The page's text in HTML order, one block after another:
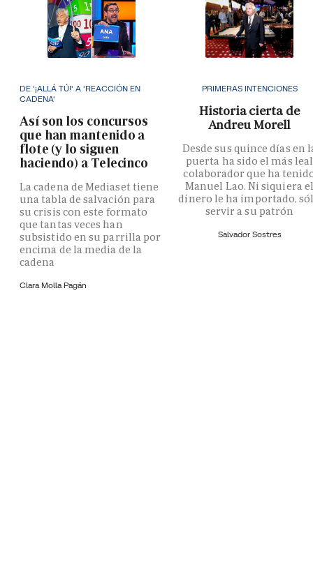
DE '¡ALLÁ TÚ!' A 'REACCIÓN EN
CADENA'
Así son los concursos
que han mantenido a
flote (y lo siguen
haciendo) a Telecinco
La cadena de Mediaset tiene
una tabla de salvación para
su crisis con este formato
que tantas veces han
subsistido en su parrilla por
encima de la media de la
cadena
Clara Molla Pagán
PRIMERAS INTENCIONES
Historia cierta de
Andreu Morell
Desde sus quince días en
puerta ha sido el más leal
colaborador que ha
Manuel Lao. Ni siquiera
dinero le ha importado,
servir a su patrón
Salvador Sostres